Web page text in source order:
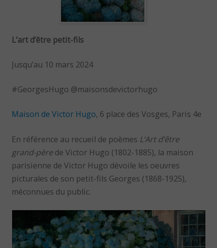
L’art d’être petit-fils
Jusqu’au 10 mars 2024
#GeorgesHugo @maisonsdevictorhugo
Maison de Victor Hugo, 6 place des Vosges, Paris 4e
En référence au recueil de poèmes L’Art d’être
grand-pèrede Victor Hugo (1802-1885), la maison
parisienne de Victor Hugo dévoile les oeuvres
picturales de son petit-fils Georges (1868-1925),
méconnues du public.